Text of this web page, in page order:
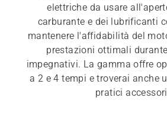
elettriche da usare
carburante e dei lubrificanti
mantenere l'affidabilità del
prestazioni ottimali
impegnativi. La gamma offre
a 2 e 4 tempi e troverai anche
pratici